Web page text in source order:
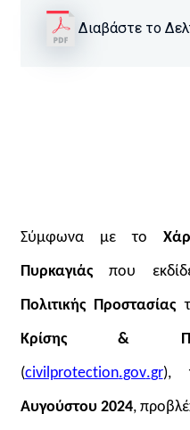
Διαβάστε το
Σύμφωνα με το
Πυρκαγιάςπου
Πολιτικής Προστασίας
Κρίσης &
(civilprotection.gov.gr),
Αυγούστου 2024,